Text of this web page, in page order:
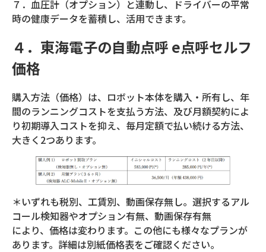
７．血圧計（オプション）と連動し、ドライバーの平常
時の健康データを蓄積し、活用できます。
４．東海電子の自動点呼 e点呼セルフ
価格
購入方法（価格）は、ロボット本体を購入・所有し、年
間のランニングコストを支払う方法、及び月額契約によ
り初期導入コストを抑え、毎月定額で払い続ける方法、
大きく2つあります。
＊いずれも税別、工賃別、動画保存無し。選択するアル
コール検知器やオプション有無、動画保存有無
により、価格は変わります。この他にも様々なプランが
あります。詳細は別紙価格表をご確認ください。